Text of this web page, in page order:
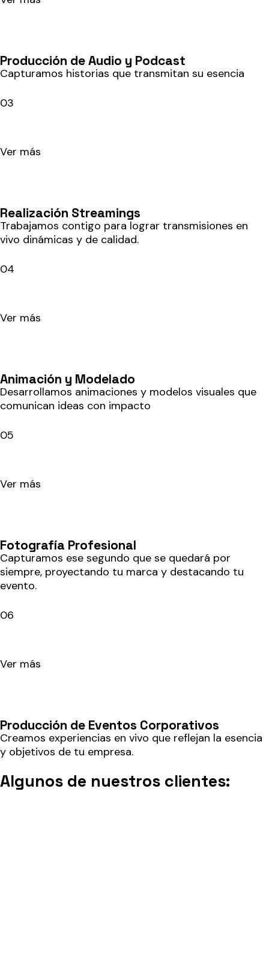
Producción de Audio y Podcast
Capturamos historias que transmitan su esencia
03
Ver más
Realización Streamings
Trabajamos contigo para lograr transmisiones en
vivo dinámicas y de calidad.
04
Ver más
Animación y Modelado
Desarrollamos animaciones y modelos visuales que
comunican ideas con impacto
05
Ver más
Fotografía Profesional
Capturamos ese segundo que se quedará por
siempre, proyectando tu marca y destacando tu
evento.
06
Ver más
Producción de Eventos Corporativos
Creamos experiencias en vivo que reflejan la esencia
y objetivos de tu empresa.
Algunos de nuestros clientes: